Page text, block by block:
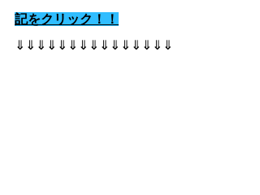
記をクリック！！
⇓⇓⇓⇓⇓⇓⇓⇓⇓⇓⇓⇓⇓⇓⇓